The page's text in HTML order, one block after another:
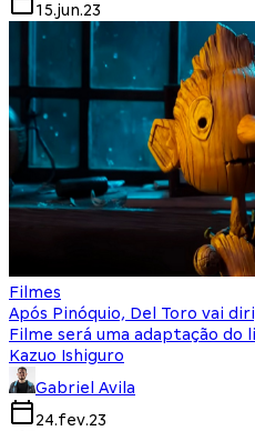
15.jun.23
Filmes
Após Pinóquio, Del Toro vai
Filme será uma adaptação do
Kazuo Ishiguro
Gabriel Avila
24.fev.23